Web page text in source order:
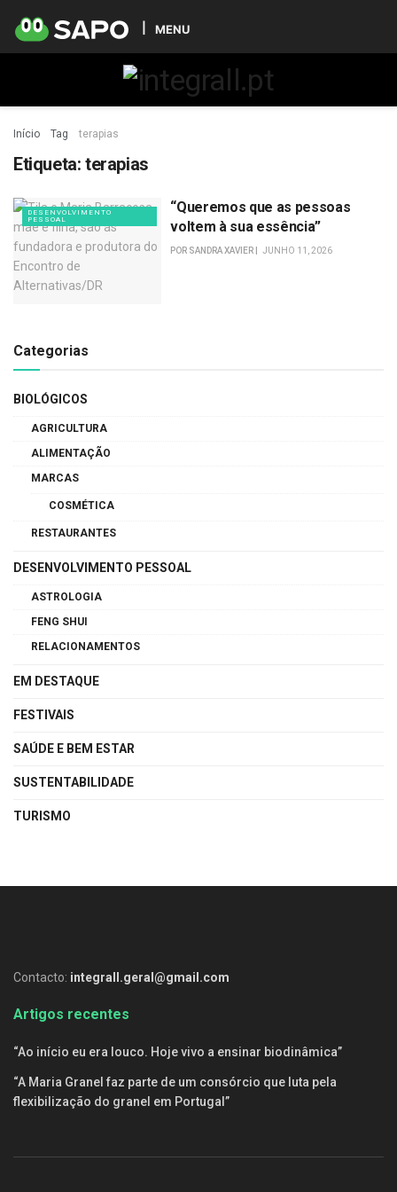
MENU
Início Tag terapias
Etiqueta: terapias
DESENVOLVIMENTO
PESSOAL
“Queremos que as pessoas
voltem à sua essência”
POR SANDRA XAVIER JUNHO 11, 2026
Categorias
BIOLÓGICOS
AGRICULTURA
ALIMENTAÇÃO
MARCAS
COSMÉTICA
RESTAURANTES
DESENVOLVIMENTO PESSOAL
ASTROLOGIA
FENG SHUI
RELACIONAMENTOS
EM DESTAQUE
FESTIVAIS
SAÚDE E BEM ESTAR
SUSTENTABILIDADE
TURISMO
Contacto: integrall.geral@gmail.com
Artigos recentes
“Ao início eu era louco. Hoje vivo a ensinar biodinâmica”
“A Maria Granel faz parte de um consórcio que luta pela
flexibilização do granel em Portugal”